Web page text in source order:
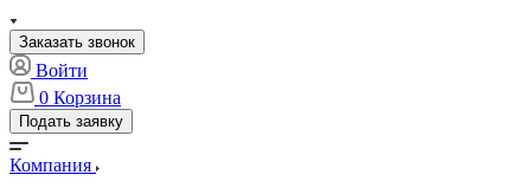
Заказать звонок
Войти
0 Корзина
Подать заявку
Компания